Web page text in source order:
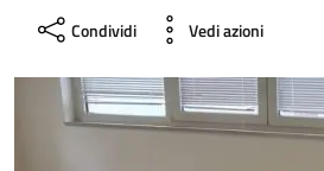
Condividi Vedi azioni